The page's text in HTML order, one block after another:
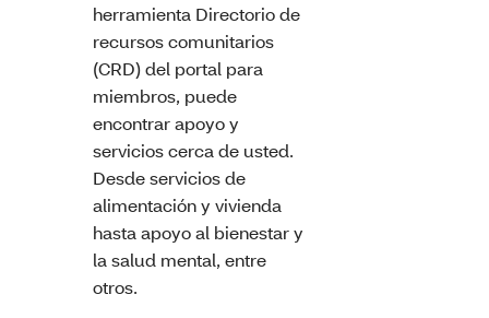
herramienta Directorio de
recursos comunitarios
(CRD) del portal para
miembros, puede
encontrar apoyo y
servicios cerca de usted.
Desde servicios de
alimentación y vivienda
hasta apoyo al bienestar y
la salud mental, entre
otros.